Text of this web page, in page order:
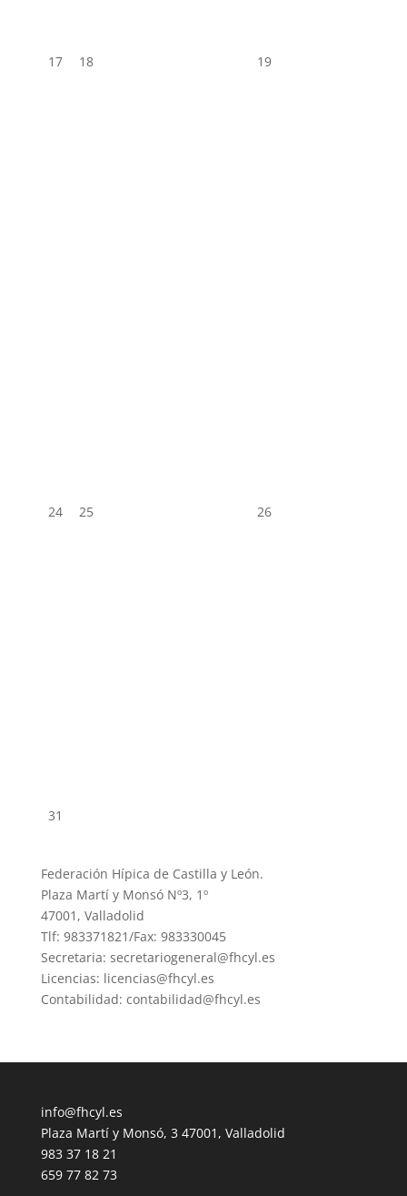
17 18 19
24 25 26
31
Federación Hípica de Castilla y León.
Plaza Martí y Monsó Nº3, 1º
47001, Valladolid
Tlf: 983371821/Fax: 983330045
Secretaria: secretariogeneral@fhcyl.es
Licencias: licencias@fhcyl.es
Contabilidad: contabilidad@fhcyl.es
info@fhcyl.es
Plaza Martí y Monsó, 3 47001, Valladolid
983 37 18 21
659 77 82 73